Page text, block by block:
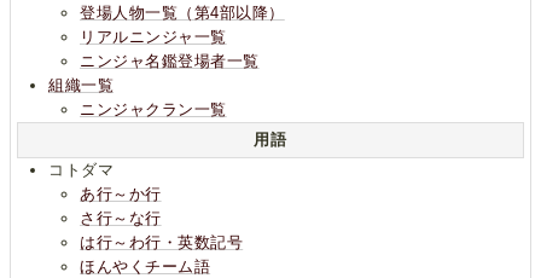
登場人物一覧（第4部以降）
リアルニンジャ一覧
ニンジャ名鑑登場者一覧
組織一覧
ニンジャクラン一覧
用語
コトダマ
あ行～か行
さ行～な行
は行～わ行・英数記号
ほんやくチーム語